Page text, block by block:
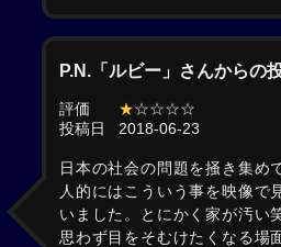
P.N.「ルビー」さんからの
評価 ★☆☆☆☆
投稿日
2018-06-23
日本の社会の問題を掻き集め
人的にはこういう事を映像で
いました。とにかく家が汚い
思わず目をそむけたくなる場